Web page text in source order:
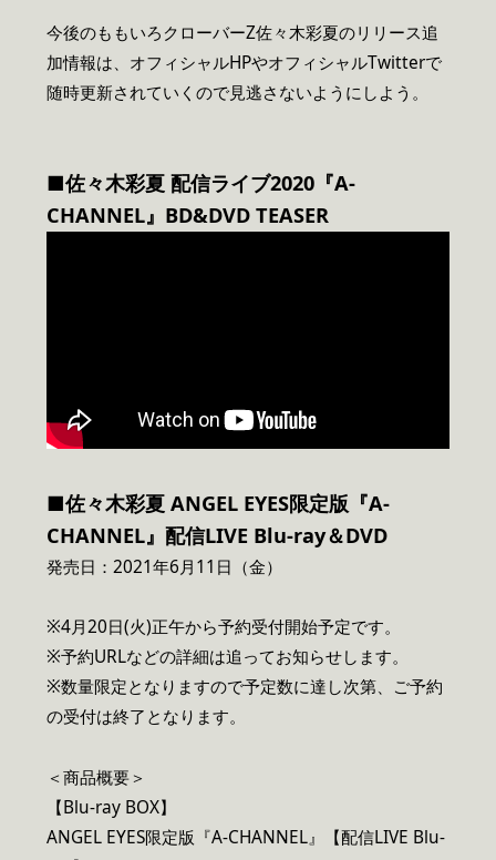
今後のももいろクローバーZ佐々木彩夏のリリース追
加情報は、オフィシャルHPやオフィシャルTwitterで
随時更新されていくので見逃さないようにしよう。
■佐々木彩夏 配信ライブ2020『A-
CHANNEL』BD&DVD TEASER
■佐々木彩夏 ANGEL EYES限定版『A-
CHANNEL』配信LIVE Blu-ray＆DVD
発売日：2021年6月11日（金）
※4月20日(火)正午から予約受付開始予定です。
※予約URLなどの詳細は追ってお知らせします。
※数量限定となりますので予定数に達し次第、ご予約
の受付は終了となります。
＜商品概要＞
【Blu-ray BOX】
ANGEL EYES限定版『A-CHANNEL』【配信LIVE Blu-